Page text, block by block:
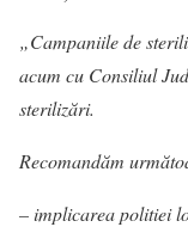
„Campaniile de
acum cu Consiliul
sterilizări.
Recomandăm
– implicarea politiei